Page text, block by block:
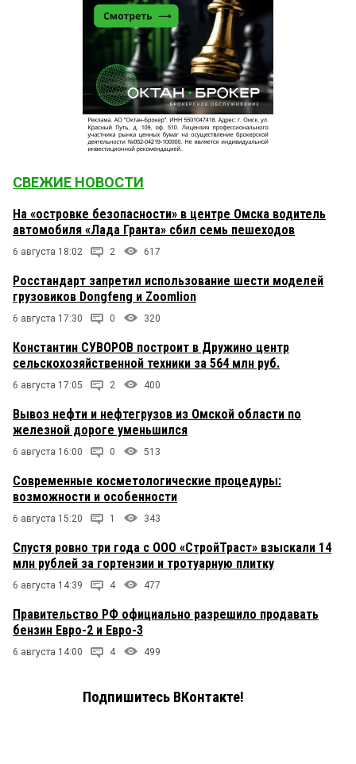
СВЕЖИЕ НОВОСТИ
На «островке безопасности» в центре Омска водитель
автомобиля «Лада Гранта» сбил семь пешеходов
6 августа 18:02 2 617
Росстандарт запретил использование шести моделей
грузовиков Dongfeng и Zoomlion
6 августа 17:30 0 320
Константин СУВОРОВ построит в Дружино центр
сельскохозяйственной техники за 564 млн руб.
6 августа 17:05 2 400
Вывоз нефти и нефтегрузов из Омской области по
железной дороге уменьшился
6 августа 16:00 0 513
Современные косметологические процедуры:
возможности и особенности
6 августа 15:20 1 343
Спустя ровно три года с ООО «СтройТраст» взыскали 14
млн рублей за гортензии и тротуарную плитку
6 августа 14:39 4 477
Правительство РФ официально разрешило продавать
бензин Евро-2 и Евро-3
6 августа 14:00 4 499
Подпишитесь ВКонтакте!